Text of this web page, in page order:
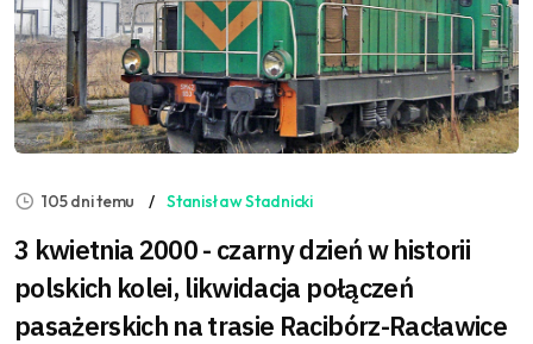
105 dni temu Stanisław Stadnicki
3 kwietnia 2000 - czarny dzień w historii
polskich kolei, likwidacja połączeń
pasażerskich na trasie Racibórz-Racławice